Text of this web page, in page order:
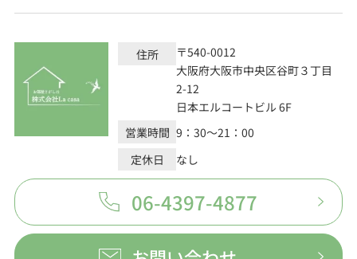
住所
〒540-0012
大阪府大阪市中央区谷町３丁目
2-12
日本エルコートビル 6F
営業時間 9：30～21：00
定休日
なし
06-4397-4877